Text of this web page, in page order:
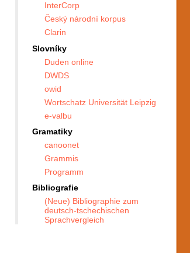
InterCorp
Český národní korpus
Clarin
Slovníky
Duden online
DWDS
owid
Wortschatz Universität Leipzig
e-valbu
Gramatiky
canoonet
Grammis
Programm
Bibliografie
(Neue) Bibliographie zum
deutsch-tschechischen
Sprachvergleich